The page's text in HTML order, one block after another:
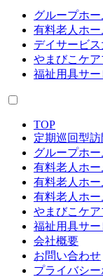
グループホー
有料老人ホ
デイサービ
やまびこケ
福祉用具サー
TOP
定期巡回型訪
グループホー
有料老人ホ
有料老人ホ
有料老人ホ
やまびこケ
福祉用具サー
会社概要
お問い合わせ
プライバシ